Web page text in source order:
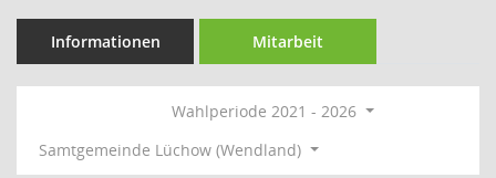
Informationen Mitarbeit
Wahlperiode 2021 - 2026
Samtgemeinde Lüchow (Wendland)